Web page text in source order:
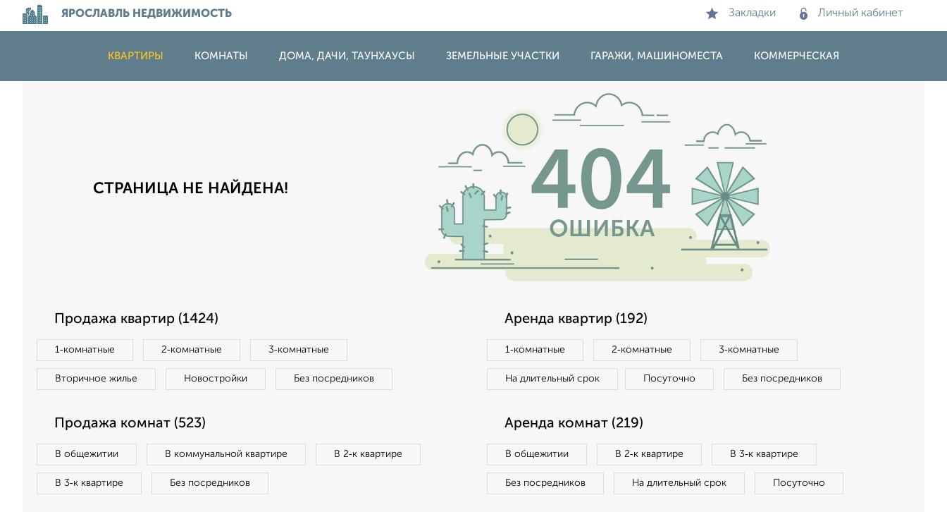
ЯРОСЛАВЛЬ НЕДВИЖИМОСТЬ Закладки Личный кабинет
КВАРТИРЫ КОМНАТЫ ДОМА, ДАЧИ, ТАУНХАУСЫ ЗЕМЕЛЬНЫЕ УЧАСТКИ ГАРАЖИ, МАШИНОМЕСТА КОММЕРЧЕСКАЯ
СТРАНИЦА НЕ НАЙДЕНА!
Продажа квартир (1424)
1‑комнатные 2‑комнатные 3‑комнатные
Вторичное жилье Новостройки Без посредников
Аренда квартир (192)
1‑комнатные 2‑комнатные 3‑комнатные
На длительный срок Посуточно Без посредников
Продажа комнат (523)
В общежитии В коммунальной квартире В 2‑к квартире
В 3‑к квартире Без посредников
Аренда комнат (219)
В общежитии В 2‑к квартире В 3‑к квартире
Без посредников На длительный срок Посуточно